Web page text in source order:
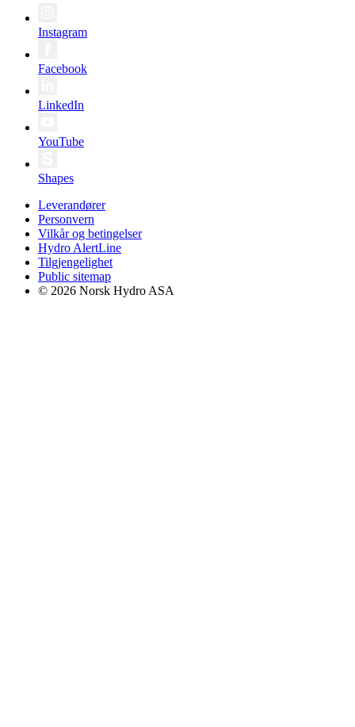
Instagram
Facebook
LinkedIn
YouTube
Shapes
Leverandører
Personvern
Vilkår og betingelser
Hydro AlertLine
Tilgjengelighet
Public sitemap
© 2026 Norsk Hydro ASA